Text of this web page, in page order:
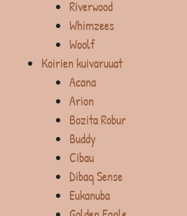
Riverwood
Whimzees
Woolf
Koirien kuivaruuat
Acana
Arion
Bozita Robur
Buddy
Cibau
Dibaq Sense
Eukanuba